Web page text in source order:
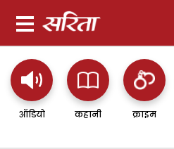
ऑडियो कहानी क्राइम